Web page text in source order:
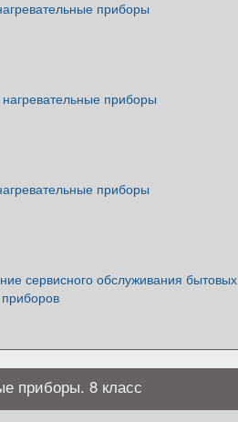
приборы
приборы
приборы
сервисного обслуживания бытовых
приборы. 8 класс